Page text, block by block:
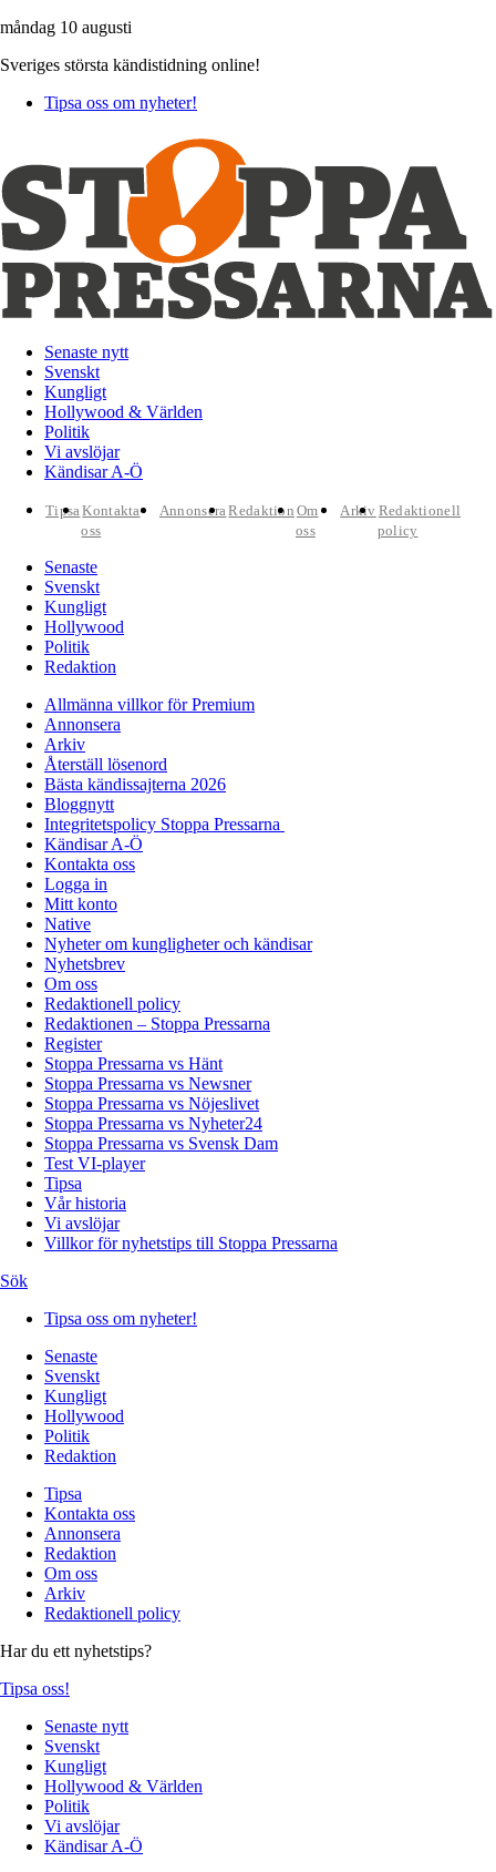
måndag 10 augusti
Sveriges största kändistidning online!
Tipsa oss om nyheter!
Senaste nytt
Svenskt
Kungligt
Hollywood & Världen
Politik
Vi avslöjar
Kändisar A-Ö
TipsaKontakta
oss
AnnonseraRedaktion Om
oss
Arkiv Redaktionell
policy
Senaste
Svenskt
Kungligt
Hollywood
Politik
Redaktion
Allmänna villkor för Premium
Annonsera
Arkiv
Återställ lösenord
Bästa kändissajterna 2026
Bloggnytt
Integritetspolicy Stoppa Pressarna
Kändisar A-Ö
Kontakta oss
Logga in
Mitt konto
Native
Nyheter om kungligheter och kändisar
Nyhetsbrev
Om oss
Redaktionell policy
Redaktionen – Stoppa Pressarna
Register
Stoppa Pressarna vs Hänt
Stoppa Pressarna vs Newsner
Stoppa Pressarna vs Nöjeslivet
Stoppa Pressarna vs Nyheter24
Stoppa Pressarna vs Svensk Dam
Test VI-player
Tipsa
Vår historia
Vi avslöjar
Villkor för nyhetstips till Stoppa Pressarna
Sök
Tipsa oss om nyheter!
Senaste
Svenskt
Kungligt
Hollywood
Politik
Redaktion
Tipsa
Kontakta oss
Annonsera
Redaktion
Om oss
Arkiv
Redaktionell policy
Har du ett nyhetstips?
Tipsa oss!
Senaste nytt
Svenskt
Kungligt
Hollywood & Världen
Politik
Vi avslöjar
Kändisar A-Ö